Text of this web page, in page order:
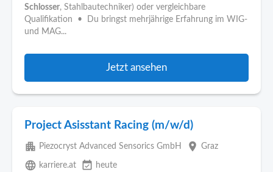
Schlosser, Stahlbautechniker) oder vergleichbare
Qualifikation • Du bringst mehrjährige Erfahrung im WIG-
und MAG...
Jetzt ansehen
Project Asisstant Racing (m/w/d)
apartment Piezocryst Advanced Sensorics GmbH place Graz
language karriere.at event_available heute